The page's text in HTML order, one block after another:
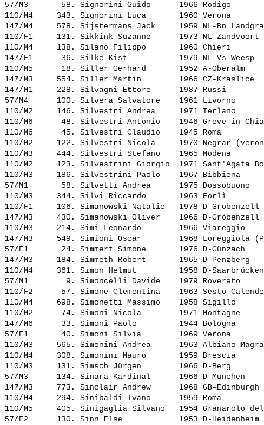
57/M3       58. Signorini Guido
1966 Rodigo
110/M4     343. Signorini Luca
1960 Verona
147/M4     578. Sijstermans Jack
1959 NL-Bn
110/F1     131. Sikkink Suzanne
1973 NL-
110/M4     138. Silano Filippo
1960 Chieri
147/F1      36. Silke Kist
1979 NL-Vs
110/M5      18. Siller Gerhard
1952 A-
147/M3     554. Siller Martin
1966 CZ-
147/M1     228. Silvagni Ettore
1987 Russi
57/M4      100. Silvera Salvatore
1961 Livorno
110/M2     146. Silvestri Andrea
1971 Terlano
110/M6      48. Silvestri Antonio
1946 Greve in
110/M6      45. Silvestri Claudio
1945 Roma
110/M2     122. Silvestri Nicola
1970 Negrar
110/M3     444. Silvestri Stefano
1965 Modena
110/M2     123. Silvestrini Giorgio
1971
110/M3     186. Silvestrini Paolo
1967 Bibbiena
57/M1       58. Silvetti Andrea
1975
110/M3     344. Silvi Riccardo
1963 Forlì
110/F1     106. Simanowski Natalie
1978 D-
147/M3     430. Simanowski Oliver
1966 D-
110/M3     214. Simi Leonardo
1966 Viareggio
147/M3     549. Simioni Oscar
1968 Loreggiola
57/F1       24. Simmert Simone
1976 D-
147/M3     184. Simmeth Robert
1965 D-
110/M4     361. Simon Helmut
1958 D-
57/M1        9. Simoncelli Davide
1979 Rovereto
110/F2      57. Simone Clementina
1963 Sesto
110/M4     698. Simonetti Massimo
1958 Sigillo
110/M2      74. Simoni Nicola
1971 Montagne
147/M6      33. Simoni Paolo
1944 Bologna
57/F1       40. Simoni Silvia
1969 Verona
110/M3     565. Simonini Andrea
1963 Albiano
110/M4     308. Simonini Mauro
1959 Brescia
110/M3     131. Simsch Jürgen
1966 D-Berg
57/M3      134. Sinara Kardinal
1966 D-
147/M3     773. Sinclair Andrew
1968 GB-
110/M4     294. Sinibaldi Ivano
1959 Roma
110/M5     405. Sinigaglia Silvano
1954 Granarolo
57/F2      130. Sinn Else 1953 D-